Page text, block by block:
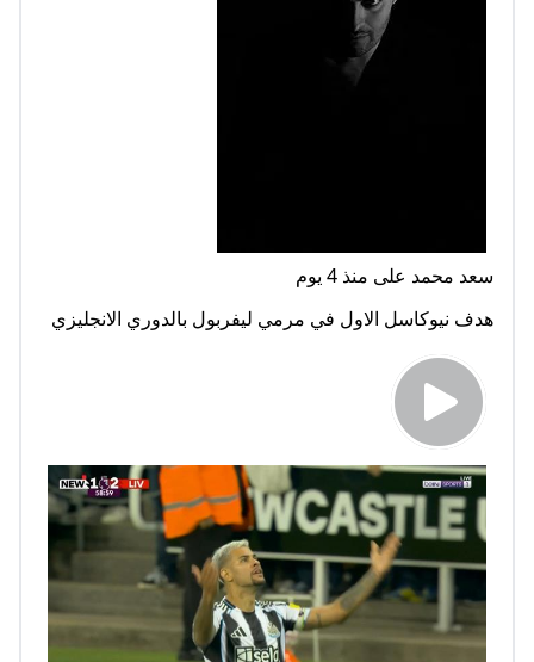
سعد محمد على منذ 4 يوم
هدف نيوكاسل الاول في مرمي ليفربول بالدوري الانجليزي